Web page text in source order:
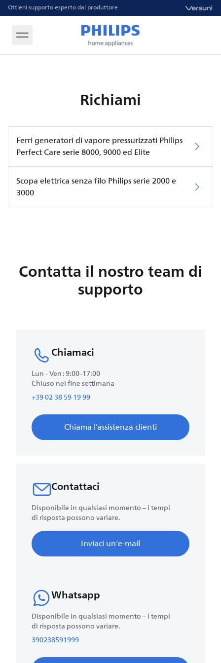
Ottieni supporto esperto dal produttore
Richiami
Ferri generatori di vapore pressurizzati Philips
Perfect Care serie 8000, 9000 ed Elite
Scopa elettrica senza filo Philips serie 2000 e
3000
Contatta il nostro team di
supporto
Chiamaci
Lun - Ven : 9:00-17:00
Chiuso nei fine settimana
+39 02 38 59 19 99
Chiama l’assistenza clienti
Contattaci
Disponibile in qualsiasi momento – i tempi
di risposta possono variare.
Inviaci un'e-mail
Whatsapp
Disponibile in qualsiasi momento – i tempi
di risposta possono variare.
390238591999